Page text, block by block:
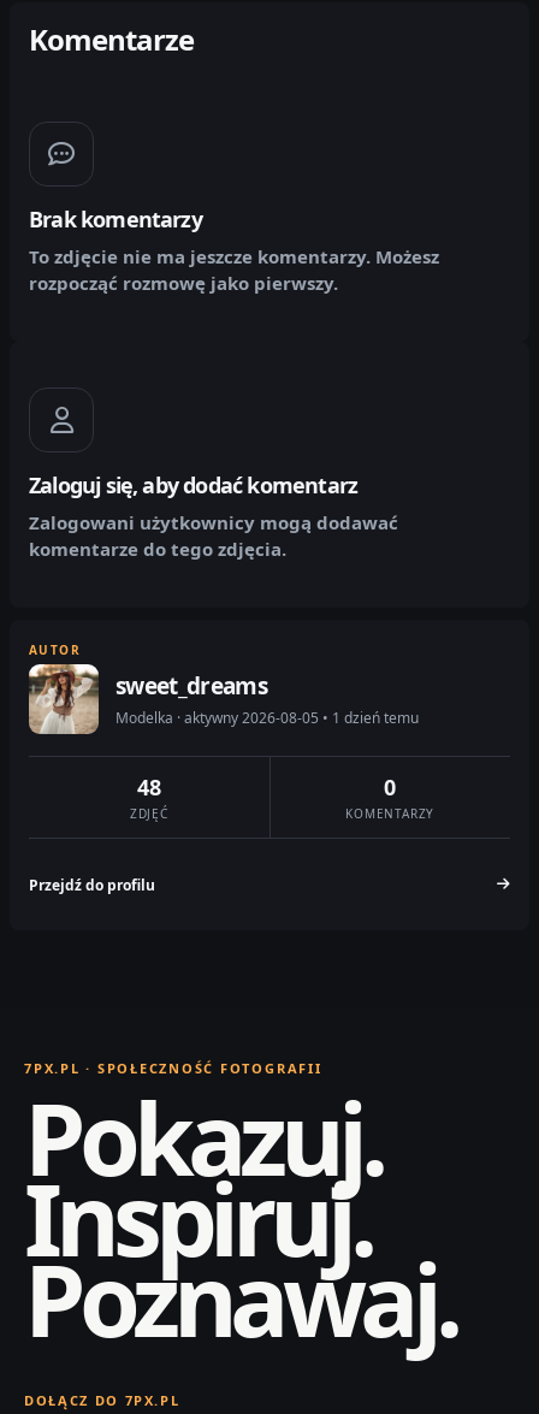
Komentarze
Brak komentarzy
To zdjęcie nie ma jeszcze komentarzy. Możesz
rozpocząć rozmowę jako pierwszy.
Zaloguj się, aby dodać komentarz
Zalogowani użytkownicy mogą dodawać
komentarze do tego zdjęcia.
AUTOR
sweet_dreams
Modelka · aktywny 2026-08-05 • 1 dzień temu
48
ZDJĘĆ
0
KOMENTARZY
Przejdź do profilu
7PX.PL · SPOŁECZNOŚĆ FOTOGRAFII
Pokazuj.
Inspiruj.
Poznawaj.
DOŁĄCZ DO 7PX.PL